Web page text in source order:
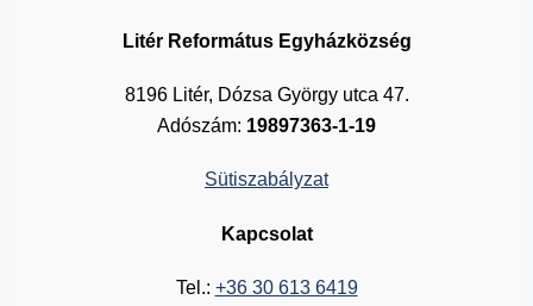
Litér Református Egyházközség
8196 Litér, Dózsa György utca 47.
Adószám: 19897363-1-19
Sütiszabályzat
Kapcsolat
Tel.: +36 30 613 6419